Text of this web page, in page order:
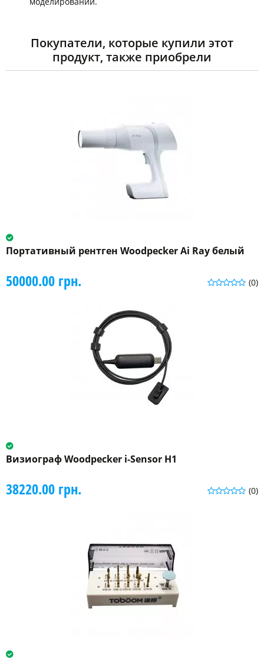
Покупатели, которые купили этот
продукт, также приобрели
Портативный рентген Woodpecker Ai Ray белый
(0)
50000.00 грн.
Визиограф Woodpecker i-Sensor H1
(0)
38220.00 грн.